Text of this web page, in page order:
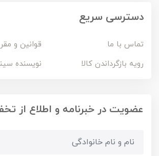
دسترسی سریع
تماس با ما
قوانین و
رویه بازگرداندن کالا
نویسنده
عضویت در خبرنامه و اطلاع از